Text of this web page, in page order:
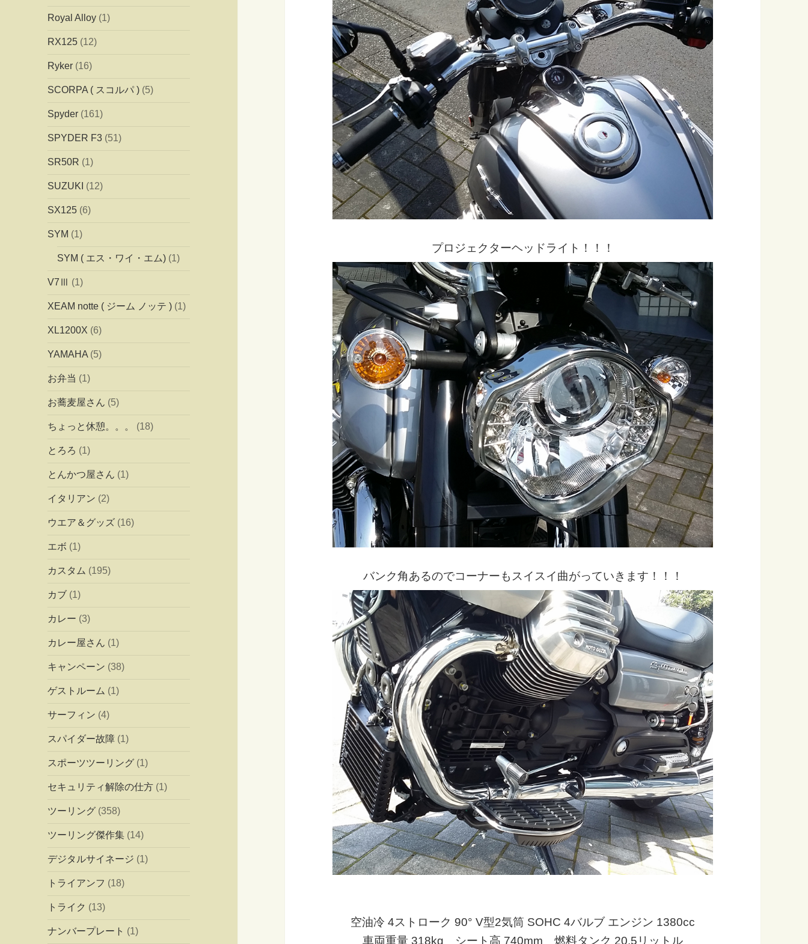
Royal Alloy (1)
RX125 (12)
Ryker (16)
SCORPA ( スコルパ ) (5)
Spyder (161)
SPYDER F3 (51)
SR50R (1)
SUZUKI (12)
SX125 (6)
SYM (1)
SYM ( エス・ワイ・エム) (1)
V7Ⅲ (1)
XEAM notte ( ジーム ノッテ ) (1)
XL1200X (6)
YAMAHA (5)
お弁当 (1)
お蕎麦屋さん (5)
ちょっと休憩。。。 (18)
とろろ (1)
とんかつ屋さん (1)
イタリアン (2)
ウエア＆グッズ (16)
エボ (1)
カスタム (195)
カブ (1)
カレー (3)
カレー屋さん (1)
キャンペーン (38)
ゲストルーム (1)
サーフィン (4)
スパイダー故障 (1)
スポーツツーリング (1)
セキュリティ解除の仕方 (1)
ツーリング (358)
ツーリング傑作集 (14)
デジタルサイネージ (1)
トライアンフ (18)
トライク (13)
ナンバープレート (1)
プロジェクターヘッドライト！！！
バンク角あるのでコーナーもスイスイ曲がっていきます！！！
空油冷 4ストローク 90° V型2気筒 SOHC 4バルブ エンジン 1380cc
車両重量 318kg シート高 740mm 燃料タンク 20.5リットル